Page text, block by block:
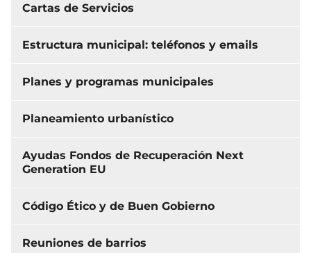
Cartas de Servicios
Estructura municipal: teléfonos y emails
Planes y programas municipales
Planeamiento urbanístico
Ayudas Fondos de Recuperación Next
Generation EU
Código Ético y de Buen Gobierno
Reuniones de barrios